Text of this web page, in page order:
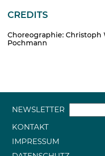
CREDITS
Choreographie: Christoph
Pochmann
NEWSLETTER
KONTAKT
IMPRESSUM